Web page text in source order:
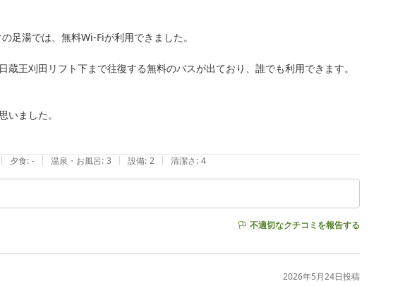
足湯では、無料Wi-Fiが利用できました。
王刈田リフト下まで往復する無料のバスが出ており、誰でも利用できます。
いました。
| 夕食: - | 温泉・お風呂: 3 | 設備: 2 | 清潔さ: 4
不適切なクチコミを報告する
2026年5月24日投稿